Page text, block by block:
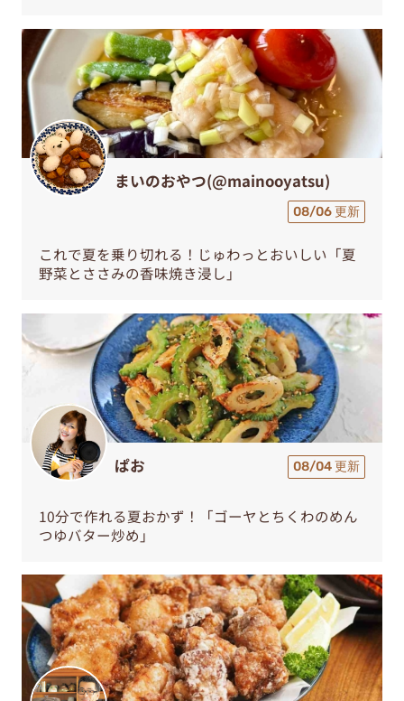
まいのおやつ(@mainooyatsu)
08/06 更新
これで夏を乗り切れる！じゅわっとおいしい「夏
野菜とささみの香味焼き浸し」
ぱお 08/04 更新
10分で作れる夏おかず！「ゴーヤとちくわのめん
つゆバター炒め」